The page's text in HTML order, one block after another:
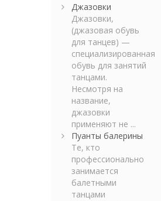
Джазовки
Джазовки,
(джазовая обувь
для танцев) —
специализированная
обувь для занятий
танцами.
Несмотря на
название,
джазовки
применяют не ...
Пуанты балерины
Те, кто
профессионально
занимается
балетными
танцами